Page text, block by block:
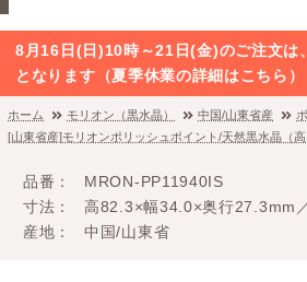
8月16日(日)10時～21日(金)のご注文は
となります（夏季休業の詳細はこちら）
ホーム モリオン（黒水晶） 中国/山東省産
[山東省産]モリオンポリッシュポイント/天然黒水晶（高
品番
MRON-PP11940IS
寸法
高82.3×幅34.0×奥行27.3mm
産地
中国/山東省